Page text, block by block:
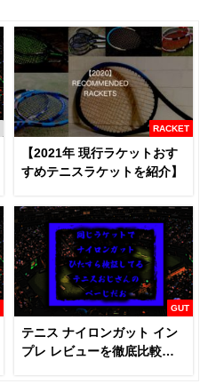
RACKET
【2021年 現行ラケットおす
すめテニスラケットを紹介】
GUT
テニス ナイロンガット イン
プレ レビューを徹底比較